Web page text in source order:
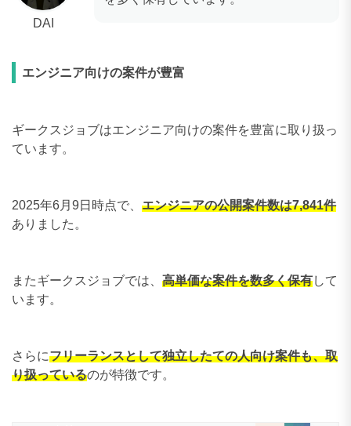
DAI
エンジニア向けの案件が豊富
ギークスジョブはエンジニア向けの案件を豊富に取り扱っ
ています。
2025年6月9日時点で、 エンジニアの公開案件数は7,841件
ありました。
またギークスジョブでは、 高単価な案件を数多く保有して
います。
さらにフリーランスとして独立したての人向け案件も、取
り扱っているのが特徴です。